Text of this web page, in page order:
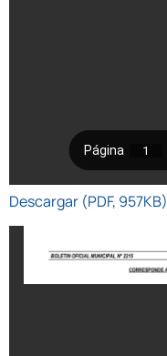
Descargar (PDF, 957KB)